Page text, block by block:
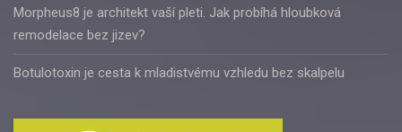
Morpheus8 je architekt vaší pleti. Jak probíhá hloubková
remodelace bez jizev?
Botulotoxin je cesta k mladistvému vzhledu bez skalpelu